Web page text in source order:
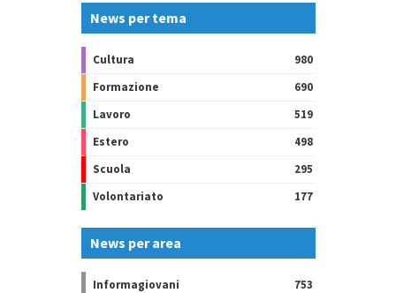
News per tema
Cultura
980
Formazione
690
Lavoro
519
Estero
498
Scuola
295
Volontariato
177
News per area
Informagiovani
753